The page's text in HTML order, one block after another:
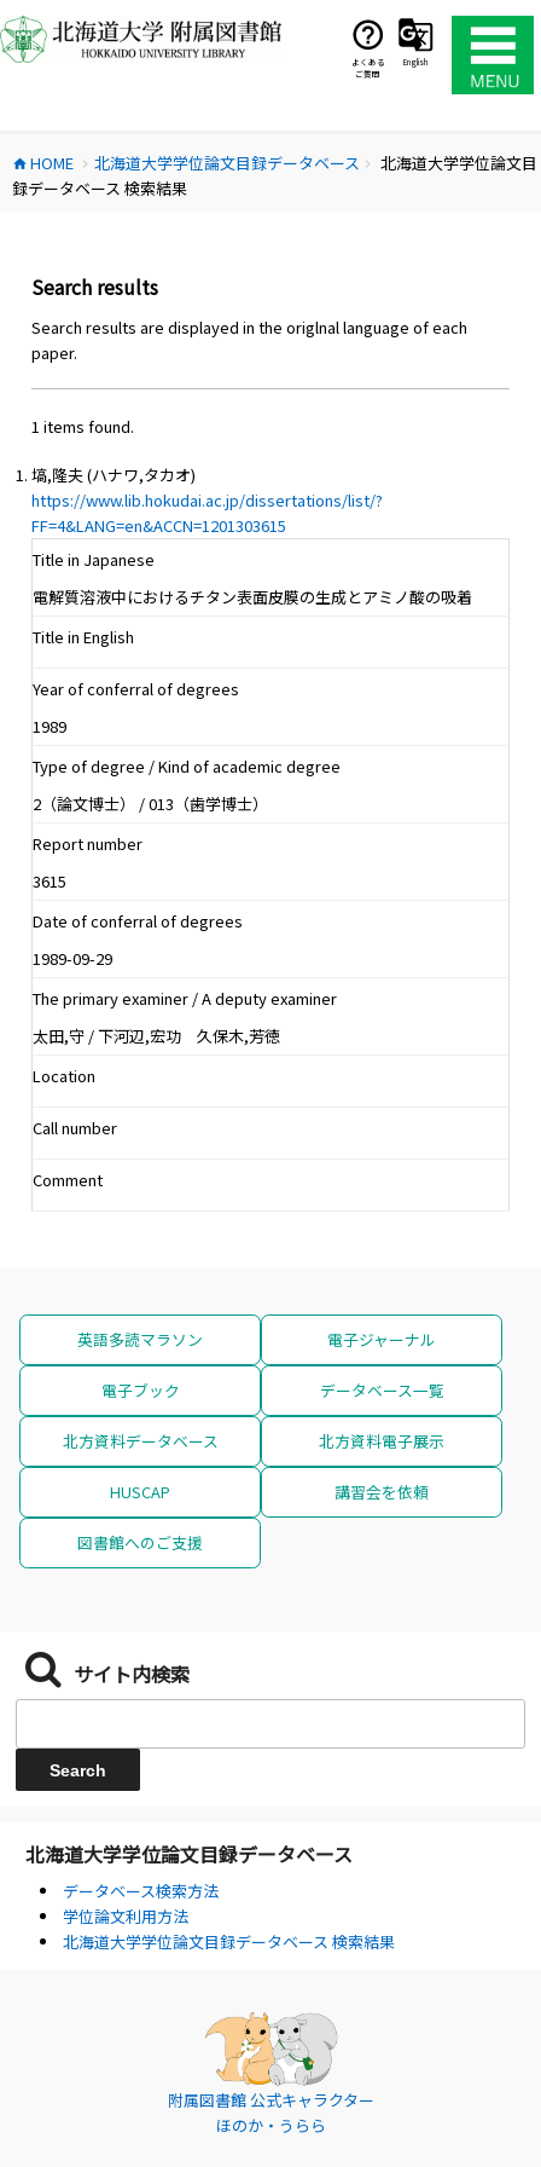
ン
テ
ス
キ
よくある
ご質問
English
home HOME chevron_right 北海道大学学位論文目録データベース chevron_right
北海道大学学位論文目
録データベース 検索結果
Search results
Search results are displayed in the origlnal language of each
paper.
1 items found.
塙,隆夫 (ハナワ,タカオ)
https://www.lib.hokudai.ac.jp/dissertations/list/?
FF=4&LANG=en&ACCN=1201303615
Title in Japanese
電解質溶液中におけるチタン表面皮膜の生成とアミノ酸の吸着
Title in English
Year of conferral of degrees
1989
Type of degree / Kind of academic degree
2（論文博士） / 013（歯学博士）
Report number
3615
Date of conferral of degrees
1989-09-29
The primary examiner / A deputy examiner
太田,守 / 下河辺,宏功 久保木,芳徳
Location
Call number
Comment
英語多読マラソン 電子ジャーナル
電子ブック データベース一覧
北方資料データベース 北方資料電子展示
HUSCAP 講習会を依頼
図書館へのご支援
サイト内検索
北海道大学学位論文目録データベース
データベース検索方法
学位論文利用方法
北海道大学学位論文目録データベース 検索結果
附属図書館 公式キャラクター
ほのか・うらら